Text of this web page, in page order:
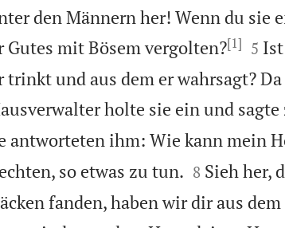
den Männern her! Wenn du sie
mit Bösem vergolten?[1]
5
trinkt und aus dem er wahrsagt?
holte sie ein und sagte
antworteten ihm: Wie kann mein
so etwas zu tun.
8 Sieh her,
fanden, haben wir dir aus